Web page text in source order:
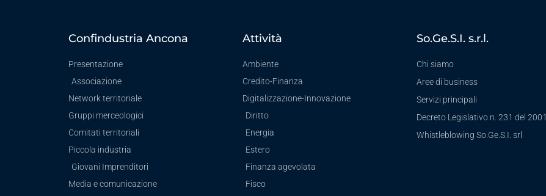
Confindustria Ancona
Presentazione
Associazione
Network territoriale
Gruppi merceologici
Comitati territoriali
Piccola industria
Giovani Imprenditori
Media e comunicazione
Attività
Ambiente
Credito-Finanza
Digitalizzazione-Innovazione
Diritto
Energia
Estero
Finanza agevolata
Fisco
So.Ge.S.I. s.r.l.
Chi siamo
Aree di business
Servizi principali
Decreto Legislativo n. 231 del 2001
Whistleblowing So.Ge.S.I. srl